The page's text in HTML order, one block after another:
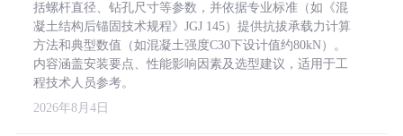
括螺杆直径、钻孔尺寸等参数，并依据专业标准（如《混
凝土结构后锚固技术规程》JGJ 145）提供抗拔承载力计算
方法和典型数值（如混凝土强度C30下设计值约80kN）。
内容涵盖安装要点、性能影响因素及选型建议，适用于工
程技术人员参考。
2026年8月4日